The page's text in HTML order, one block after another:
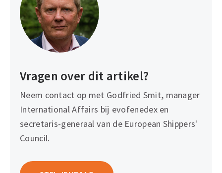
Vragen over dit artikel?
Neem contact op met Godfried Smit, manager
International Affairs bij evofenedex en
secretaris-generaal van de European Shippers'
Council.